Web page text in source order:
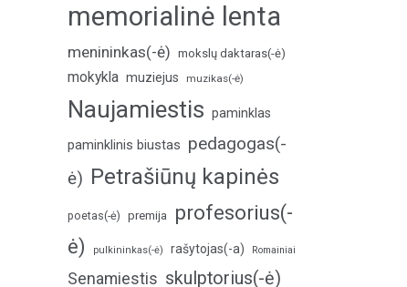
memorialinė lenta
menininkas(-ė) mokslų daktaras(-ė)
mokykla muziejus muzikas(-ė)
Naujamiestis paminklas
paminklinis biustas pedagogas(-
ė) Petrašiūnų kapinės
poetas(-ė) premija
profesorius(-
ė)
pulkininkas(-ė) rašytojas(-a) Romainiai
Senamiestis skulptorius(-ė)